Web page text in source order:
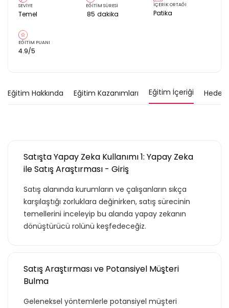
SEVİYE
Temel
EĞİTİM SÜRESİ
85 dakika
İÇERİK ORTAĞI
Patika
EĞİTİM PUANI
4.9/5
Eğitim Hakkında Eğitim Kazanımları Eğitim İçeriği Hedef
Satışta Yapay Zeka Kullanımı 1: Yapay Zeka
ile Satış Araştırması - Giriş
Satış alanında kurumların ve çalışanların sıkça
karşılaştığı zorluklara değinirken, satış sürecinin
temellerini inceleyip bu alanda yapay zekanın
dönüştürücü rolünü keşfedeceğiz.
Satış Araştırması ve Potansiyel Müşteri
Bulma
Geleneksel yöntemlerle potansiyel müşteri